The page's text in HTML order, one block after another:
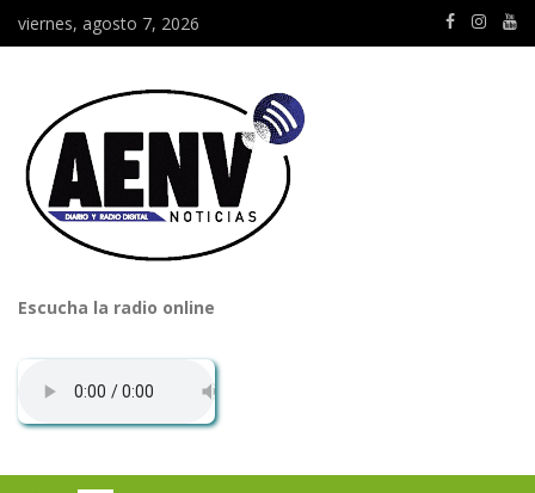
viernes, agosto 7, 2026
Escucha la radio online